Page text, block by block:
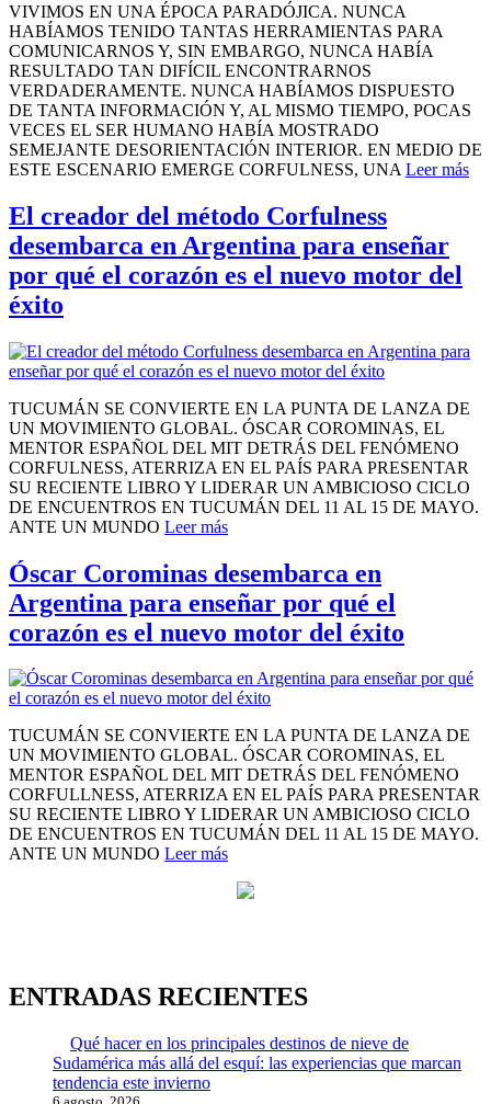
VIVIMOS EN UNA ÉPOCA PARADÓJICA. NUNCA
HABÍAMOS TENIDO TANTAS HERRAMIENTAS PARA
COMUNICARNOS Y, SIN EMBARGO, NUNCA HABÍA
RESULTADO TAN DIFÍCIL ENCONTRARNOS
VERDADERAMENTE. NUNCA HABÍAMOS DISPUESTO
DE TANTA INFORMACIÓN Y, AL MISMO TIEMPO, POCAS
VECES EL SER HUMANO HABÍA MOSTRADO
SEMEJANTE DESORIENTACIÓN INTERIOR. EN MEDIO DE
ESTE ESCENARIO EMERGE CORFULNESS, UNA Leer más
El creador del método Corfulness
desembarca en Argentina para enseñar
por qué el corazón es el nuevo motor del
éxito
TUCUMÁN SE CONVIERTE EN LA PUNTA DE LANZA DE
UN MOVIMIENTO GLOBAL. ÓSCAR COROMINAS, EL
MENTOR ESPAÑOL DEL MIT DETRÁS DEL FENÓMENO
CORFULNESS, ATERRIZA EN EL PAÍS PARA PRESENTAR
SU RECIENTE LIBRO Y LIDERAR UN AMBICIOSO CICLO
DE ENCUENTROS EN TUCUMÁN DEL 11 AL 15 DE MAYO.
ANTE UN MUNDO Leer más
Óscar Corominas desembarca en
Argentina para enseñar por qué el
corazón es el nuevo motor del éxito
TUCUMÁN SE CONVIERTE EN LA PUNTA DE LANZA DE
UN MOVIMIENTO GLOBAL. ÓSCAR COROMINAS, EL
MENTOR ESPAÑOL DEL MIT DETRÁS DEL FENÓMENO
CORFULLNESS, ATERRIZA EN EL PAÍS PARA PRESENTAR
SU RECIENTE LIBRO Y LIDERAR UN AMBICIOSO CICLO
DE ENCUENTROS EN TUCUMÁN DEL 11 AL 15 DE MAYO.
ANTE UN MUNDO Leer más
ENTRADAS RECIENTES
Qué hacer en los principales destinos de nieve de
Sudamérica más allá del esquí: las experiencias que marcan
tendencia este invierno